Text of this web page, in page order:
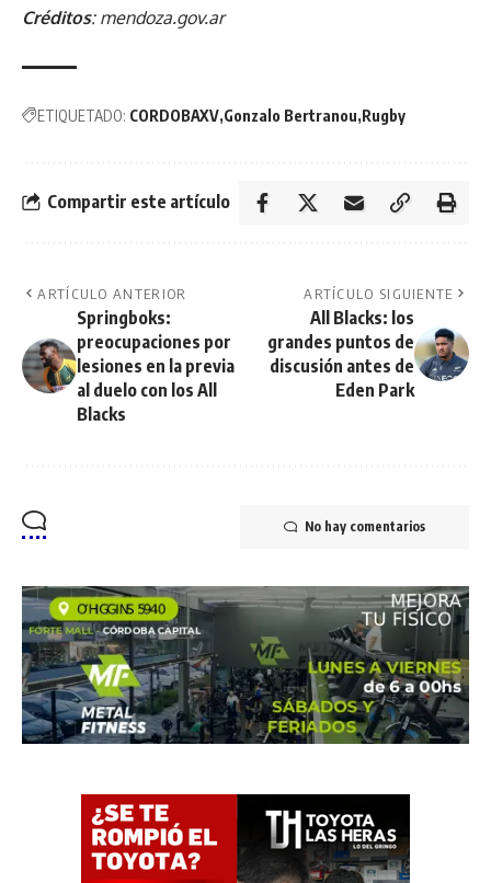
Créditos: mendoza.gov.ar
ETIQUETADO: CORDOBAXV Gonzalo Bertranou Rugby
Compartir este artículo
ARTÍCULO ANTERIOR
Springboks:
preocupaciones por
lesiones en la previa
al duelo con los All
Blacks
ARTÍCULO SIGUIENTE
All Blacks: los
grandes puntos de
discusión antes de
Eden Park
No hay comentarios